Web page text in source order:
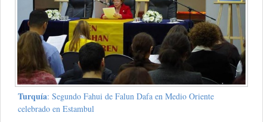
Turquía: Segundo Fahui de Falun Dafa en Medio Oriente
celebrado en Estambul